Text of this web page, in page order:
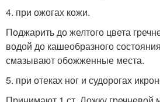
4. при ожогах кожи.
Поджарить до желтого цвета
водой до кашеобразного
смазывают обожженные места.
5. при отеках ног и судорогах